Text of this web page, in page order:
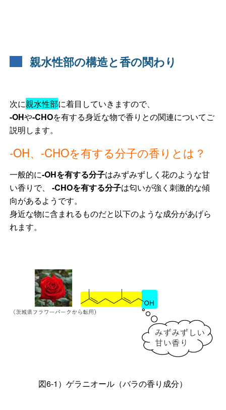
親水性部の構造と香の関わり
次に親水性部に着目していきますので、
-OHや-CHOを有する身近な物で香りとの関連についてご
説明します。
-OH、-CHOを有する分子の香りとは？
一般的に-OHを有する分子はみずみずしく花のような甘
い香りで、
-CHOを有する分子は匂いが強く刺激的な傾
向があるようです。
身近な物に含まれるものだと以下のような成分があげら
れます。
図6-1）ゲラニオール（バラの香り成分）